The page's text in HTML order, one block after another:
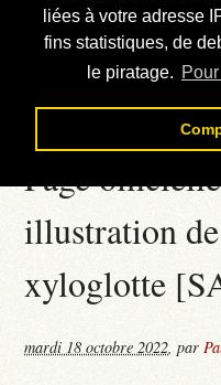
liées à votre adresse
fins statistiques, de
le piratage.
Liens externes
Téléchargement
Contact
Page
illustration
xyloglotte
mardi 18 octobre 2022,par